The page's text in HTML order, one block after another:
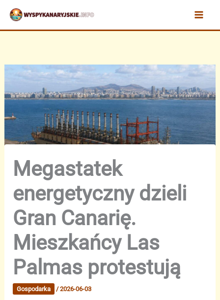
Przejdź
treści
Megastatek
energetyczny dzieli
Gran Canarię.
Mieszkańcy Las
Palmas protestują
Gospodarka /2026-06-03